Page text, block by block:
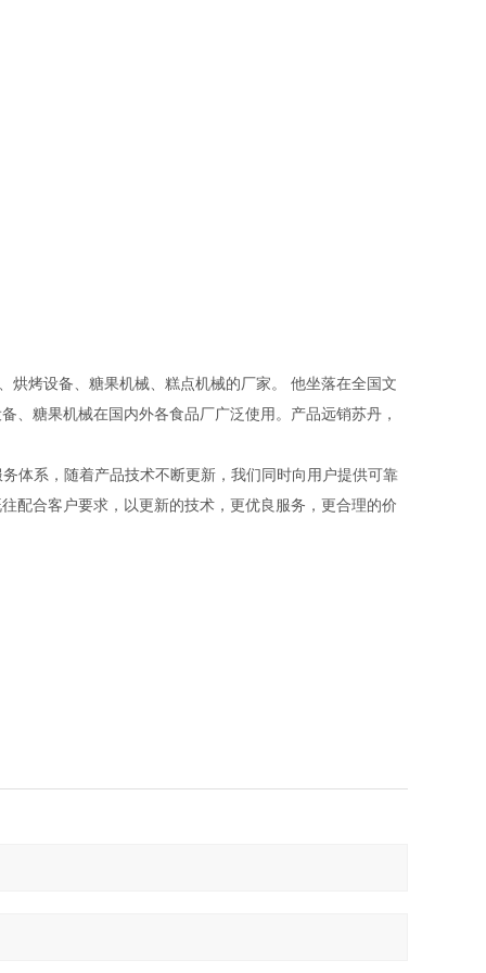
烘烤设备、糖果机械、糕点机械的厂家。 他坐落在全国文
、糖果机械在国内外各食品厂广泛使用。产品远销苏丹，
体系，随着产品技术不断更新，我们同时向用户提供可靠
配合客户要求，以更新的技术，更优良服务，更合理的价